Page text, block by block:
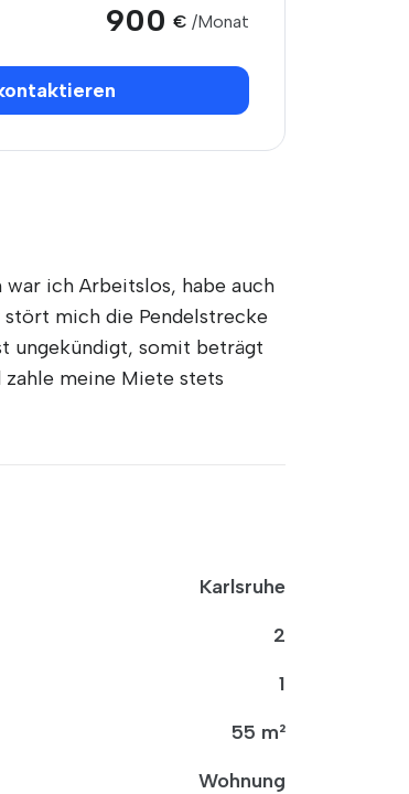
900 € /Monat
ich Arbeitslos, habe auch
mich die Pendelstrecke
ungekündigt, somit beträgt
meine Miete stets
Karlsruhe
2
1
55 m²
Wohnung